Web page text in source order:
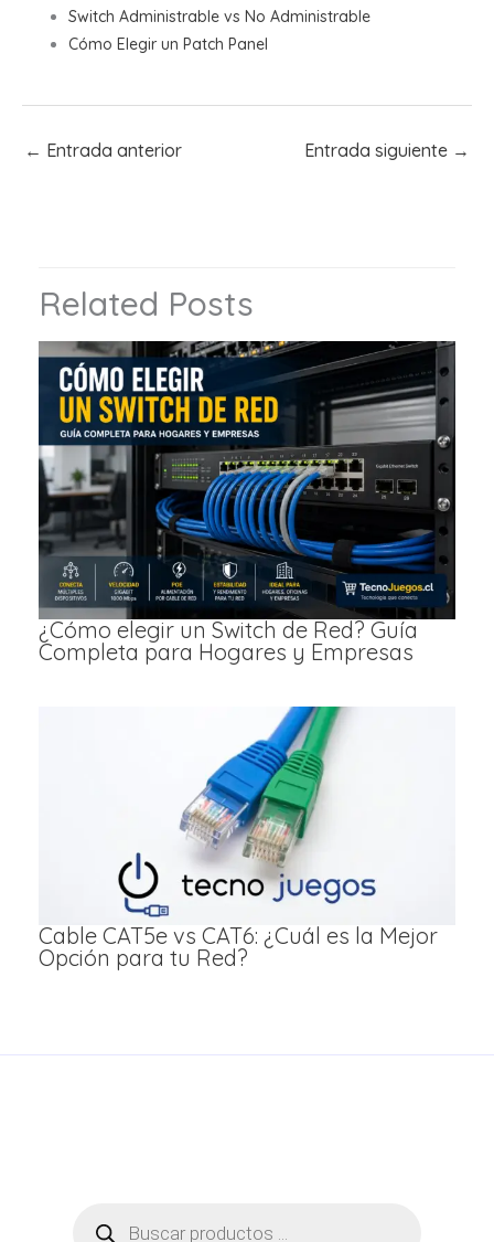
Switch Administrable vs No Administrable
Cómo Elegir un Patch Panel
← Entrada anterior Entrada siguiente →
Related Posts
¿Cómo elegir un Switch de Red? Guía
Completa para Hogares y Empresas
Cable CAT5e vs CAT6: ¿Cuál es la Mejor
Opción para tu Red?